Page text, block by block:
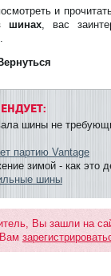
и
шинах, вас
шины не
партию Vantage
зимой - как это
шины
Вы зашли на